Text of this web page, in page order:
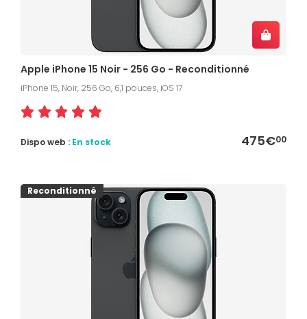
Apple iPhone 15 Noir - 256 Go - Reconditionné
iPhone 15, Noir, 256 Go, 6,1 pouces, iOS 17
475€00
Dispo web : En stock
Reconditionné